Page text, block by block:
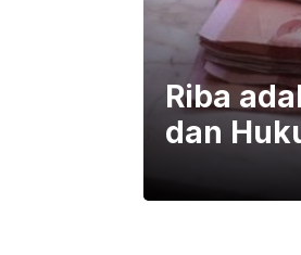
Riba
dan